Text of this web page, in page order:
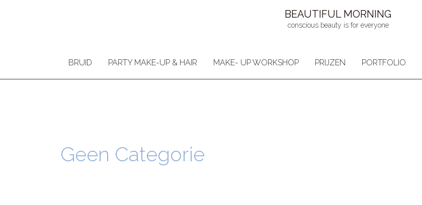
BEAUTIFUL MORNING
conscious beauty is for everyone
BRUID PARTY MAKE-UP & HAIR MAKE- UP WORKSHOP PRIJZEN PORTFOLIO
Geen Categorie